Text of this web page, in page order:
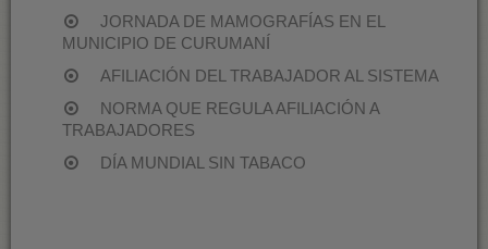
JORNADA DE MAMOGRAFÍAS EN EL
MUNICIPIO DE CURUMANÍ
AFILIACIÓN DEL TRABAJADOR AL SISTEMA
NORMA QUE REGULA AFILIACIÓN A
TRABAJADORES
DÍA MUNDIAL SIN TABACO